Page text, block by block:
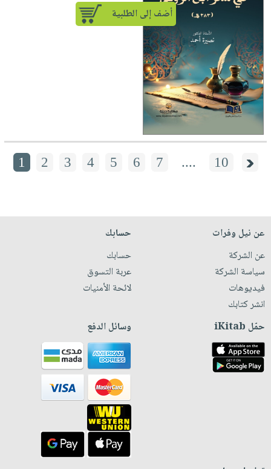
أضف إلى الطلبية
1 2 3 4 5 6 7 .... 10
عن نيل وفرات
عن الشركة
سياسة الشركة
فيديوهات
انشر كتابك
حسابك
حسابك
عربة التسوق
لائحة الأمنيات
حمّل iKitab وسائل الدفع